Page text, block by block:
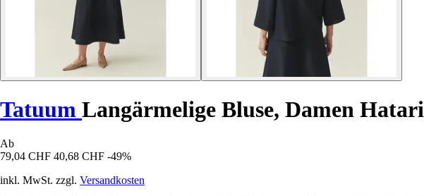
Tatuum Langärmelige Bluse, Damen Hatari
Ab
79,04 CHF 40,68 CHF -49%
inkl. MwSt. zzgl. Versandkosten